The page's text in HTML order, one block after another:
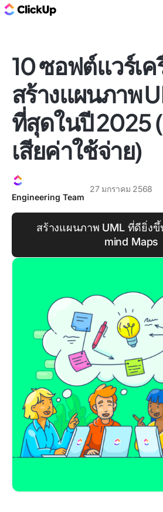
10 ซอฟต์แวร์เ
สร้างแผนภาพ
ที่สุดในปี 2025
เสียค่าใช้จ่าย)
Engineering Team
27 มกราคม 2568
สร้างแผนภาพ UML ที่ดียิ่ง
mind Maps